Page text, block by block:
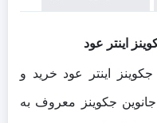
اینتر عود
جکوینز اینتر عود خرید و
جکوینز معروف به